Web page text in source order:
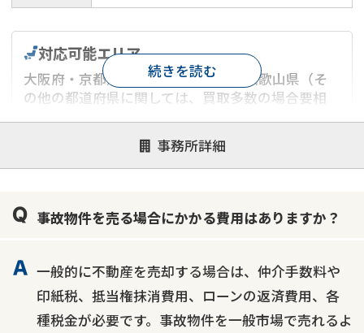
事務所詳細
対応可能エリア
大阪府・京都府・兵庫県・奈良県・和歌山県（そ
の他の都道府県に関しては、買取多数の場合要相
業者案件歓迎
士業連携有り
続きを読む
事故物件を売る場合にかかる費用はありますか？
一般的に不動産を売却する場合は、仲介手数料や
印紙税、抵当権抹消費用、ローンの返済費用、各
種税金が必要です。事故物件を一般市場で売れるよ